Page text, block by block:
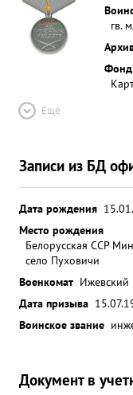
гв.
Фонд
Ещё
Записи из БД
Дата рождения
Место рождения
Белорусская ССР
село Пуховичи
Военкомат Ижевский
Дата призыва
Воинское звание
Документ в